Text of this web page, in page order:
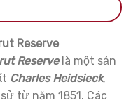
Reserve
Reservelà một sản
Charles Heidsieck,
từ năm 1851. Các